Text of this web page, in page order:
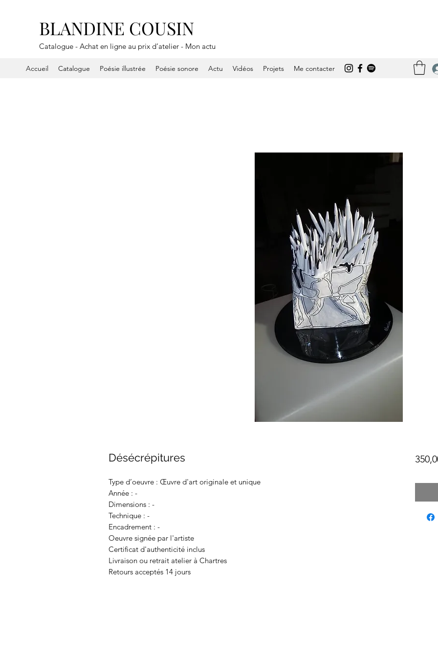
BLANDINE COUSIN
Catalogue - Achat en ligne au prix d’atelier - Mon actu
Accueil Catalogue Poésie illustrée Poésie sonore Actu Vidéos Projets Me contacter
Désécrépitures
Type d’oeuvre : Œuvre d'art originale et unique
Année : -
Dimensions : -
Technique : -
Encadrement : -
Oeuvre signée par l'artiste
Certificat d'authenticité inclus
Livraison ou retrait atelier à Chartres
Retours acceptés 14 jours